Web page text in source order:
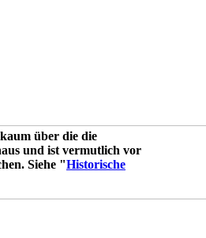
über die die
und ist vermutlich vor
Siehe "Historische